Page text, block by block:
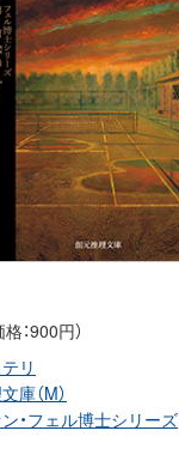
：900円）
リ
庫（M）
・フェル博士シリーズ